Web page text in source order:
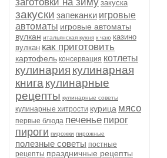
закуска
закуски запеканки игровые
автоматы игровые автоматы
вулкан итальянская кухня к чаю казино
вулкан как приготовить
картофель консервация котлеты
кулинария кулинарная
книга кулинарные
рецепты кулинарные советы
кулинарные хитрости курица мясо
первые блюда печенье пирог
пироги пирожки пирожные
полезные советы постные
рецепты праздничные рецепты